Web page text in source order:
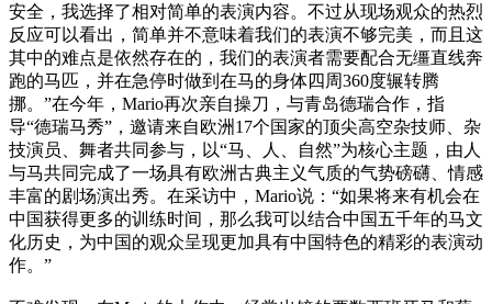
安全，我选择了相对简单的表演内容。不过从现场观众的热烈
反应可以看出，简单并不意味着我们的表演不够完美，而且这
其中的难点是依然存在的，我们的表演者需要配合无缰直线奔
跑的马匹，并在急停时做到在马的身体四周360度辗转腾
挪。”在今年，Mario再次亲自操刀，与青岛德瑞合作，指
导“德瑞马秀”，邀请来自欧洲17个国家的顶尖高空杂技师、杂
技演员、舞者共同参与，以“马、人、自然”为核心主题，由人
与马共同完成了一场具有欧洲古典主义气质的气势磅礴、情感
丰富的剧场演出秀。在采访中，Mario说：“如果将来有机会在
中国获得更多的训练时间，那么我可以结合中国五千年的马文
化历史，为中国的观众呈现更加具有中国特色的精彩的表演动
作。”